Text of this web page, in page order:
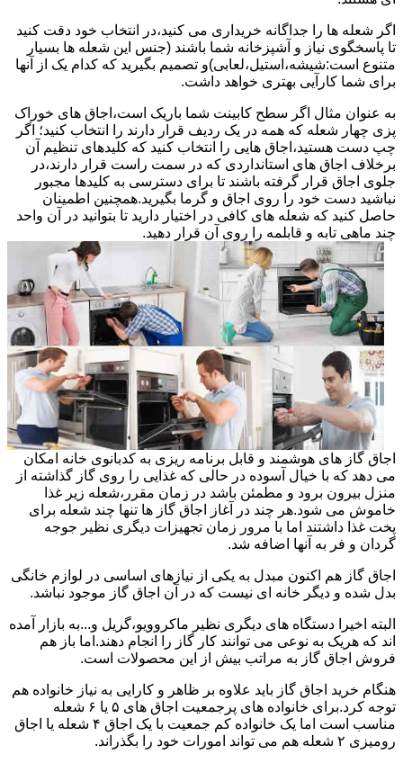
اگر شعله ها را جداگانه خریداری می کنید،در انتخاب خود دقت کنید
تا پاسخگوی نیاز و آشپزخانه شما باشند (جنس این شعله ها بسیار
متنوع است:شیشه،استیل،لعابی)و تصمیم بگیرید که کدام یک از آنها
برای شما کارآیی بهتری خواهد داشت.
به عنوان مثال اگر سطح کابینت شما باریک است،اجاق های خوراک
پزی چهار شعله که همه در یک ردیف قرار دارند را انتخاب کنید؛ اگر
چپ دست هستید،اجاق هایی را انتخاب کنید که کلیدهای تنظیم آن
برخلاف اجاق های استانداردی که در سمت راست قرار دارند،در
جلوی اجاق قرار گرفته باشند تا برای دسترسی به کلیدها مجبور
نباشید دست خود را روی اجاق و گرما بگیرید.همچنین اطمینان
حاصل کنید که شعله های کافی در اختیار دارید تا بتوانید در آن واحد
چند ماهی تابه و قابلمه را روی آن قرار دهید.
اجاق گاز های هوشمند و قابل برنامه ریزی به کدبانوی خانه امکان
می دهد که با خیال آسوده در حالی که غذایی را روی گاز گذاشته از
منزل بیرون برود و مطمئن باشد در زمان مقرر،شعله زیر غذا
خاموش می شود.هر چند در آغاز اجاق گاز ها تنها چند شعله برای
پخت غذا داشتند اما با مرور زمان تجهیزات دیگری نظیر جوجه
گردان و فر به آنها اضافه شد.
اجاق گاز هم اکنون مبدل به یکی از نیازهای اساسی در لوازم خانگی
بدل شده و دیگر خانه ای نیست که در آن اجاق گاز موجود نباشد.
البته اخیرا دستگاه های دیگری نظیر ماکروویو،گریل و...به بازار آمده
اند که هریک به نوعی می توانند کار گاز را انجام دهند.اما باز هم
فروش اجاق گاز به مراتب بیش از این محصولات است.
هنگام خرید اجاق گاز باید علاوه بر ظاهر و کارایی به نیاز خانواده هم
توجه کرد.برای خانواده های پرجمعیت اجاق های ۵ یا ۶ شعله
مناسب است اما یک خانواده کم جمعیت با یک اجاق ۴ شعله یا اجاق
رومیزی ۲ شعله هم می تواند امورات خود را بگذراند.